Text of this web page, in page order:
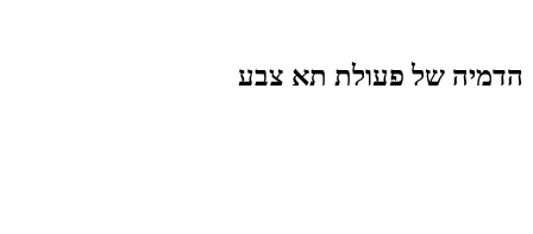
הדמיה של פעולת תא צבע